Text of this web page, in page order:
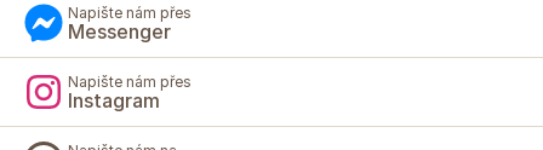
Napište nám přes
Messenger
Napište nám přes
Instagram